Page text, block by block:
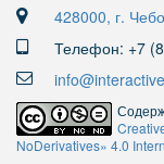
428000, г.
Телефон: +7
NoDerivatives» 4.0